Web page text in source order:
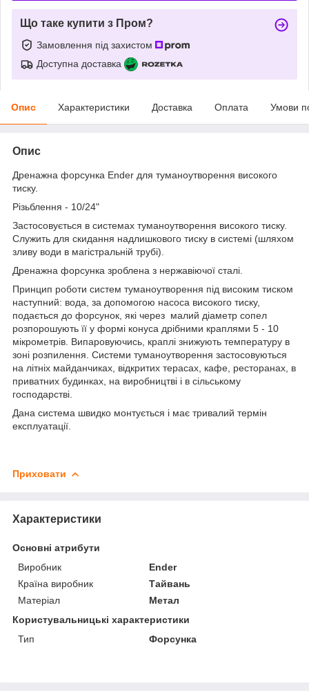
Що таке купити з Пром?
Замовлення під захистом
Доступна доставка
Опис Характеристики Доставка Оплата Умови
Опис
Дренажна форсунка Ender для туманоутворення високого
тиску.
Різьблення - 10/24"
Застосовується в системах туманоутворення високого тиску.
Служить для скидання надлишкового тиску в системі (шляхом
зливу води в магістральній трубі).
Дренажна форсунка зроблена з нержавіючої сталі.
Принцип роботи систем туманоутворення під високим тиском
наступний: вода, за допомогою насоса високого тиску,
подається до форсунок, які через малий діаметр сопел
розпорошують її у формі конуса дрібними краплями 5 - 10
мікрометрів. Випаровуючись, краплі знижують температуру в
зоні розпилення. Системи туманоутворення застосовуються
на літніх майданчиках, відкритих терасах, кафе, ресторанах, в
приватних будинках, на виробництві і в сільському
господарстві.
Дана система швидко монтується і має тривалий термін
експлуатації.
Приховати
Характеристики
Основні атрибути
Виробник
Ender
Країна виробник
Тайвань
Матеріал
Метал
Користувальницькі характеристики
Тип
Форсунка